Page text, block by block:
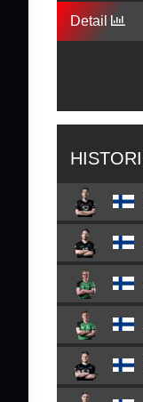
Detail